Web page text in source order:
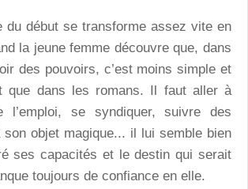
du début se transforme assez vite en
la jeune femme découvre que, dans
des pouvoirs, c’est moins simple et
que dans les romans. Il faut aller à
l’emploi, se syndiquer, suivre des
objet magique... il lui semble bien
ses capacités et le destin qui serait
toujours de confiance en elle.